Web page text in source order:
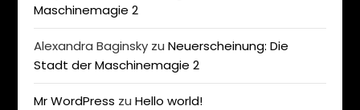
Maschinemagie 2
Alexandra Baginsky zuNeuerscheinung: Die
Stadt der Maschinemagie 2
Mr WordPress zuHello world!